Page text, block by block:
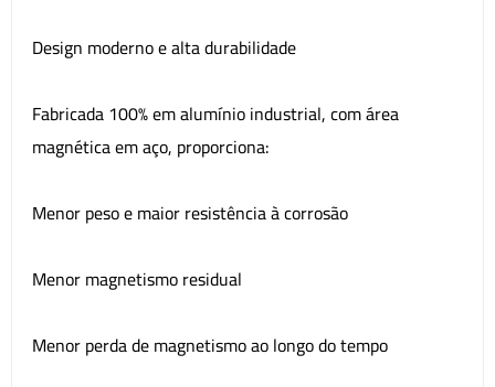
Design moderno e alta durabilidade
Fabricada 100% em alumínio industrial, com área
magnética em aço, proporciona:
Menor peso e maior resistência à corrosão
Menor magnetismo residual
Menor perda de magnetismo ao longo do tempo